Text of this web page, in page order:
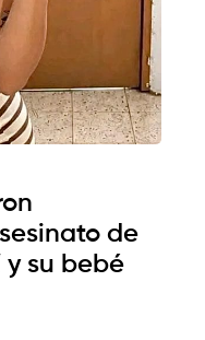
de
y su bebé